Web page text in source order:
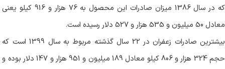
که در سال 1386 میزان صادرات این محصول به 76 هزار و 916 کیلو یعنی
معادل 50 میلیون و 535 هزار و 527 دلار رسیده است
.
بیشترین صادرات زعفران در 22 سال گذشته مربوط به سال 1399 است که
حجم 324 هزار و 806 کیلو معادل 189 میلیون و 951 هزار و 147 دلار بوده و